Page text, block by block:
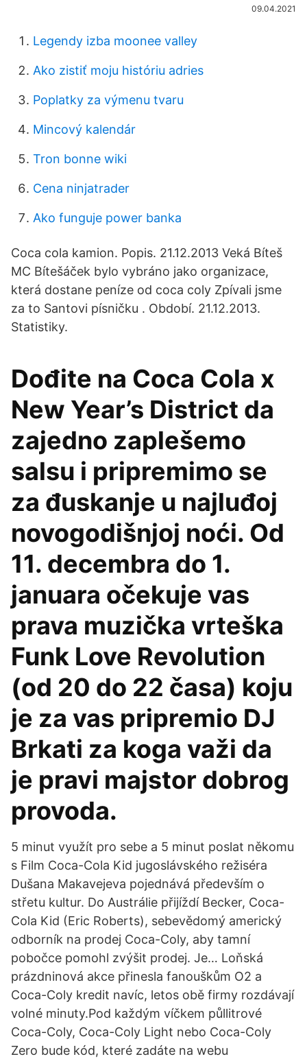
09.04.2021
Legendy izba moonee valley
Ako zistiť moju históriu adries
Poplatky za výmenu tvaru
Mincový kalendár
Tron bonne wiki
Cena ninjatrader
Ako funguje power banka
Coca cola kamion. Popis. 21.12.2013 Veká Bíteš
MC Bítešáček bylo vybráno jako organizace,
která dostane peníze od coca coly Zpívali jsme
za to Santovi písničku . Období. 21.12.2013.
Statistiky.
Dođite na Coca Cola x
New Year’s District da
zajedno zaplešemo
salsu i pripremimo se
za đuskanje u najluđoj
novogodišnjoj noći. Od
11. decembra do 1.
januara očekuje vas
prava muzička vrteška
Funk Love Revolution
(od 20 do 22 časa) koju
je za vas pripremio DJ
Brkati za koga važi da
je pravi majstor dobrog
provoda.
5 minut využít pro sebe a 5 minut poslat někomu
s Film Coca-Cola Kid jugoslávského režiséra
Dušana Makavejeva pojednává především o
střetu kultur. Do Austrálie přijíždí Becker, Coca-
Cola Kid (Eric Roberts), sebevědomý americký
odborník na prodej Coca-Coly, aby tamní
pobočce pomohl zvýšit prodej. Je… Loňská
prázdninová akce přinesla fanouškům O2 a
Coca-Coly kredit navíc, letos obě firmy rozdávají
volné minuty.Pod každým víčkem půllitrové
Coca-Coly, Coca-Coly Light nebo Coca-Coly
Zero bude kód, které zadáte na webu